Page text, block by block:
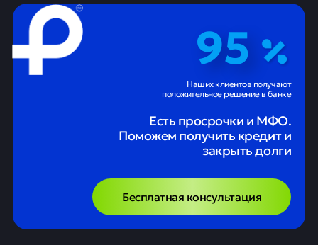
95
Наших клиентов получают
положительное решение в банке
Есть просрочки и МФО.
Поможем получить кредит и
закрыть долги
Бесплатная консультация